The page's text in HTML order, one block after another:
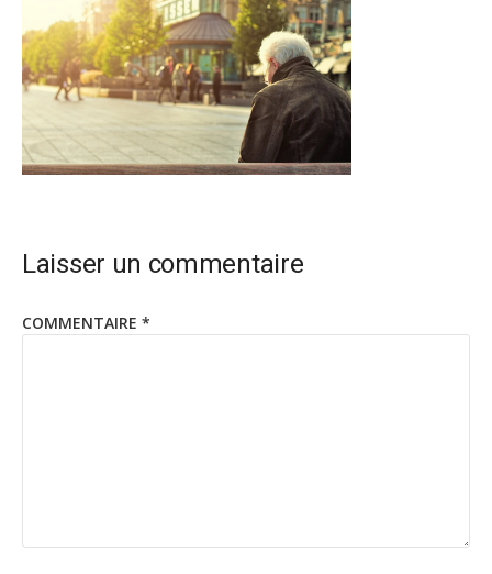
Laisser un commentaire
COMMENTAIRE *